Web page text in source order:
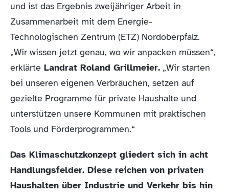
und ist das Ergebnis zweijähriger Arbeit in
Zusammenarbeit mit dem Energie-
Technologischen Zentrum (ETZ) Nordoberpfalz.
„Wir wissen jetzt genau, wo wir anpacken müssen“,
erklärte Landrat Roland Grillmeier. „Wir starten
bei unseren eigenen Verbräuchen, setzen auf
gezielte Programme für private Haushalte und
unterstützen unsere Kommunen mit praktischen
Tools und Förderprogrammen.“
Das Klimaschutzkonzept gliedert sich in acht
Handlungsfelder. Diese reichen von privaten
Haushalten über Industrie und Verkehr bis hin